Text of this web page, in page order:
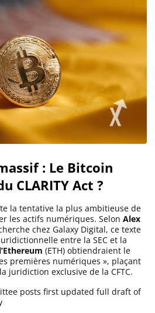
: Le Bitcoin
CLARITY Act ?
la tentative la plus ambitieuse de
les actifs numériques. Selon Alex
chez Galaxy Digital, ce texte
entre la SEC et la
l’Ethereum (ETH) obtiendraient le
premières numériques », plaçant
juridiction exclusive de la CFTC.
posts first updated full draft of